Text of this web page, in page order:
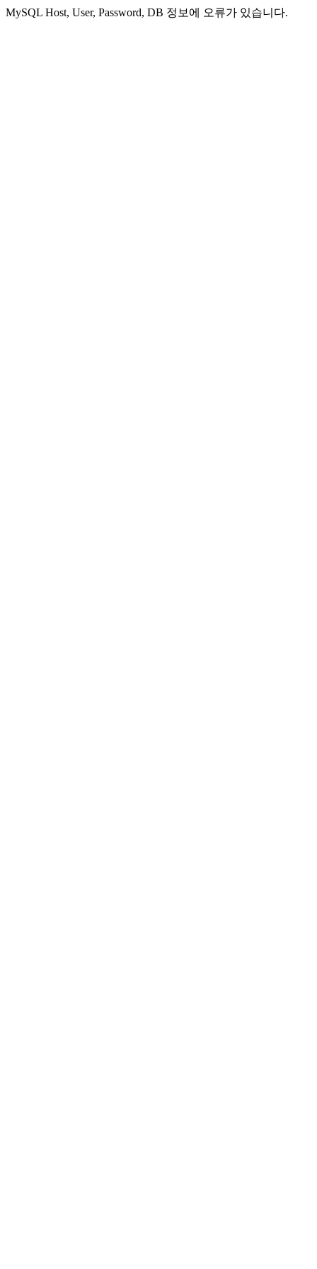
MySQL Host, User, Password, DB 정보에 오류가 있습니다.